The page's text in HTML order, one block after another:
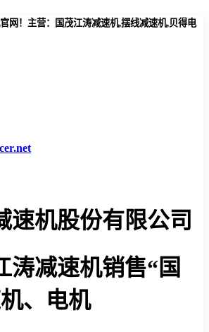
网！主营：国茂江涛减速机,摆线减速机,贝得电
速机股份有限公司
涛减速机销售“国
、电机